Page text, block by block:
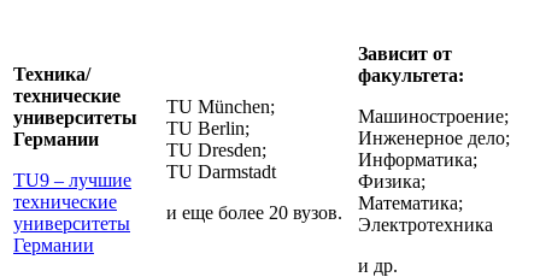
Техника/
технические
университеты
Германии
TU9 – лучшие
технические
университеты
Германии
TU München;
TU Berlin;
TU Dresden;
TU Darmstadt
и еще более 20 вузов.
Зависит от
факультета:
Машиностроение;
Инженерное дело;
Информатика;
Физика;
Математика;
Электротехника
и др.